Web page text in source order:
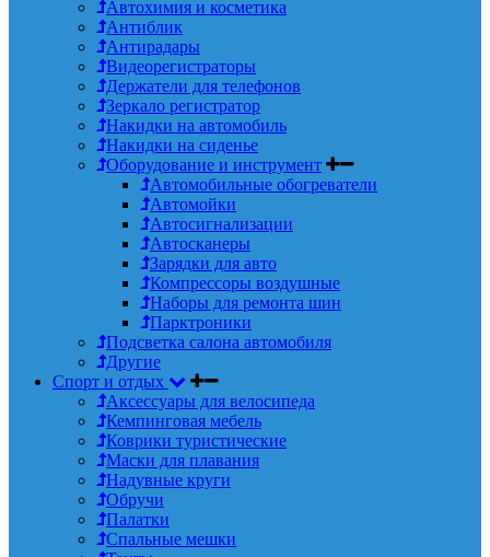
Автохимия и косметика
Антиблик
Антирадары
Видеорегистраторы
Держатели для телефонов
Зеркало регистратор
Накидки на автомобиль
Накидки на сиденье
Оборудование и инструмент
Автомобильные обогреватели
Автомойки
Автосигнализации
Автосканеры
Зарядки для авто
Компрессоры воздушные
Наборы для ремонта шин
Парктроники
Подсветка салона автомобиля
Другие
Спорт и отдых
Аксессуары для велосипеда
Кемпинговая мебель
Коврики туристические
Маски для плавания
Надувные круги
Обручи
Палатки
Спальные мешки